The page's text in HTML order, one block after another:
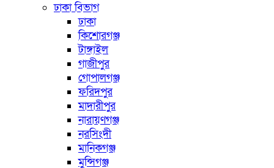
ঢাকা বিভাগ
ঢাকা
কিশোরগঞ্জ
টাঙ্গাইল
গাজীপুর
গোপালগঞ্জ
ফরিদপুর
মাদারীপুর
নারায়ণগঞ্জ
নরসিংদী
মানিকগঞ্জ
মুন্সিগঞ্জ